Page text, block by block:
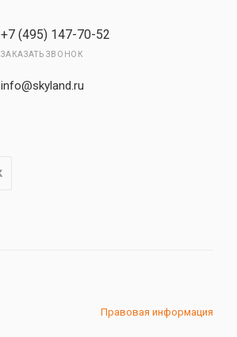
+7 (495) 147-70-52
ЗАКАЗАТЬ ЗВОНОК
info@skyland.ru
Правовая информация